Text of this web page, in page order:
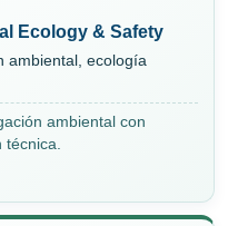
Ecology & Safety
ambiental, ecología
ambiental con
técnica.